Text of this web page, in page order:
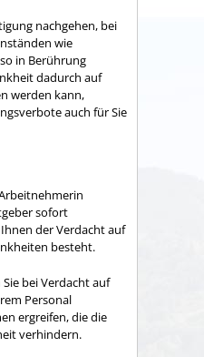
nachgehen, bei
wie
in Berührung
dadurch auf
werden kann,
auch für Sie
sofort
der Verdacht auf
besteht.
bei Verdacht auf
Personal
ergreifen, die die
verhindern.